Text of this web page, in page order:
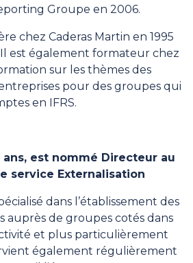
Groupe en 2006.
chez Caderas Martin en 1995
est également formateur chez
sur les thèmes des
pour des groupes qui
en IFRS.
est nommé Directeur au
service Externalisation
dans l’établissement des
auprès de groupes cotés dans
et plus particulièrement
également régulièrement